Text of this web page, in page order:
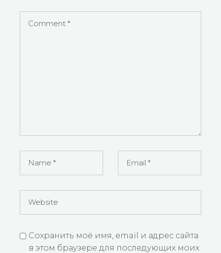
Сохранить моё имя, email и адрес сайта
в этом браузере для последующих моих